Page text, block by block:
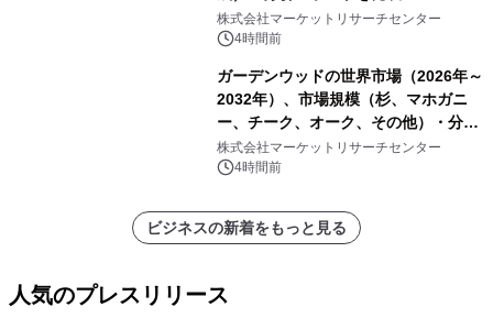
株式会社マーケットリサーチセンター
4時間前
ガーデンウッドの世界市場（2026年～
2032年）、市場規模（杉、マホガニ
ー、チーク、オーク、その他）・分析
レポートを発表
株式会社マーケットリサーチセンター
4時間前
ビジネスの新着をもっと見る
人気のプレスリリース